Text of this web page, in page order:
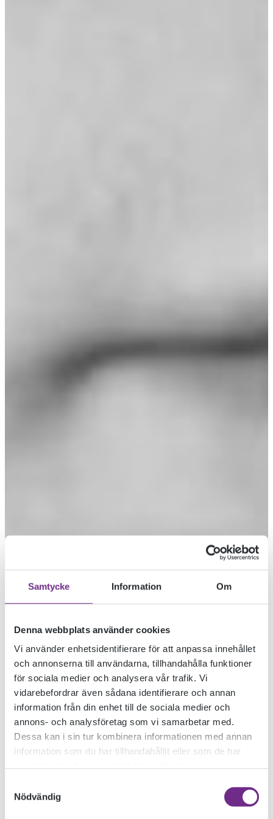
Samtycke Information Om
Denna webbplats använder cookies
Vi använder enhetsidentifierare för att anpassa innehållet
och annonserna till användarna, tillhandahålla funktioner
för sociala medier och analysera vår trafik. Vi
vidarebefordrar även sådana identifierare och annan
information från din enhet till de sociala medier och
annons- och analysföretag som vi samarbetar med.
Dessa kan i sin tur kombinera informationen med annan
information som du har tillhandahållit eller som de har
Nödvändig
FILM OCH SAMTAL
1/4:
ARMBRYTERSKAN
FRÅN
ENSAMHETEN
2025-03-25